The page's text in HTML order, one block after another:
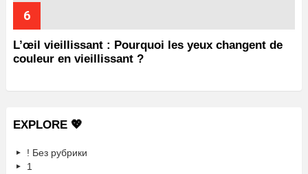
L’œil vieillissant : Pourquoi les yeux changent de
couleur en vieillissant ?
EXPLORE 💖
! Без рубрики
1